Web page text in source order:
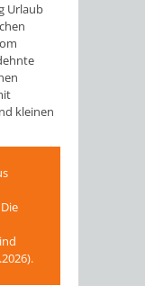
Urlaub
kleinen